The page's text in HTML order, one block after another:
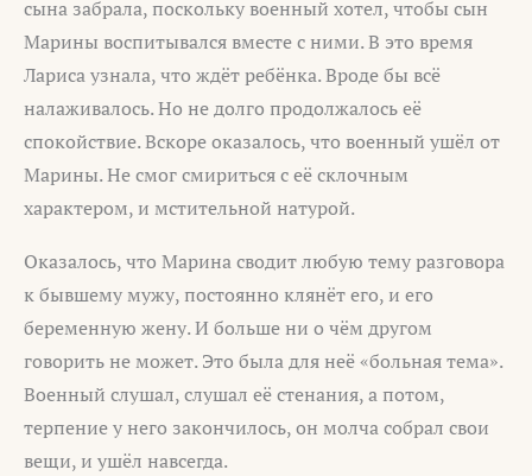
сына забрала, поскольку военный хотел, чтобы сын
Марины воспитывался вместе с ними. В это время
Лариса узнала, что ждёт ребёнка. Вроде бы всё
налаживалось. Но не долго продолжалось её
спокойствие. Вскоре оказалось, что военный ушёл от
Марины. Не смог смириться с её склочным
характером, и мстительной натурой.
Оказалось, что Марина сводит любую тему разговора
к бывшему мужу, постоянно клянёт его, и его
беременную жену. И больше ни о чём другом
говорить не может. Это была для неё «больная тема».
Военный слушал, слушал её стенания, а потом,
терпение у него закончилось, он молча собрал свои
вещи, и ушёл навсегда.